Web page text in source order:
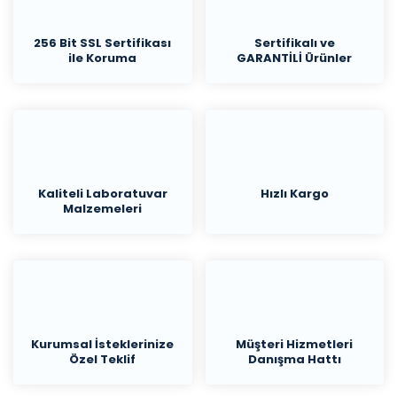
256 Bit SSL Sertifikası
ile Koruma
Sertifikalı ve
GARANTİLİ Ürünler
Kaliteli Laboratuvar
Malzemeleri
Hızlı Kargo
Kurumsal İsteklerinize
Özel Teklif
Müşteri Hizmetleri
Danışma Hattı